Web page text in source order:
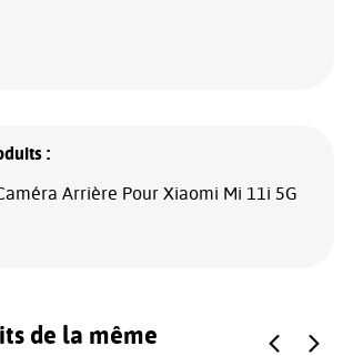
:
Arrière Pour Xiaomi Mi 11i 5G
de la même